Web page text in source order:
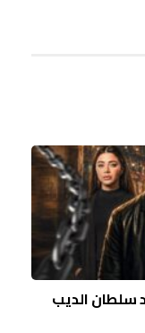
سلطان الديب